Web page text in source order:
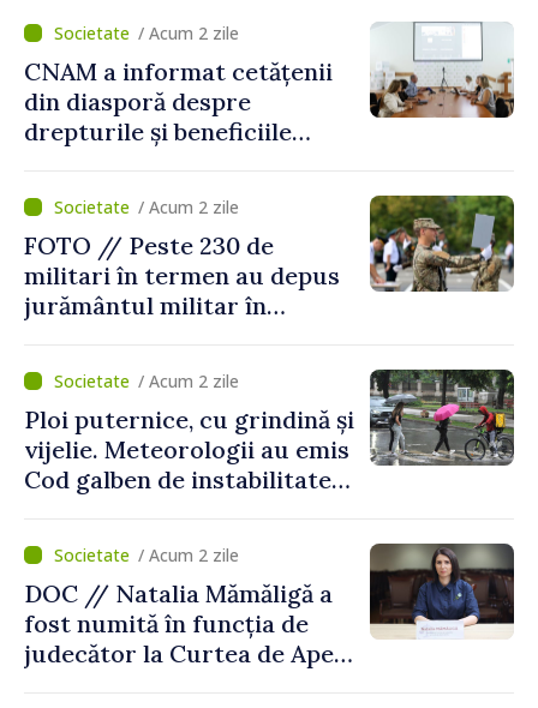
/ Acum 2 zile
CNAM a informat cetățenii
din diasporă despre
drepturile și beneficiile
/ Acum 2 zile
FOTO // Peste 230 de
militari în termen au depus
jurământul militar în
/ Acum 2 zile
Ploi puternice, cu grindină și
vijelie. Meteorologii au emis
Cod galben de instabilitate
/ Acum 2 zile
DOC // Natalia Mămăligă a
fost numită în funcția de
judecător la Curtea de Apel